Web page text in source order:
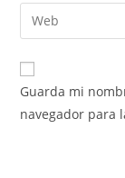
Guarda mi
navegador para